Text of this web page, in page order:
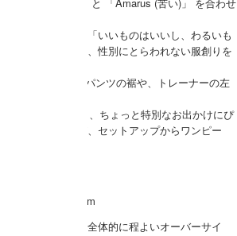
、高級もボロも「いいものはいいし、わるいも
識だけは曲げず、性別にとらわれない服創りを
さなポケットがパンツの裾や、トレーナーの左
に。
ーズは、よそいき、ちょっと特別なお出かけにぴ
敵なアイテムが、セットアップからワンピー
ています。
SIZE0 / 身長 162cm
サイズ0を着用。全体的に程よいオーバーサイ